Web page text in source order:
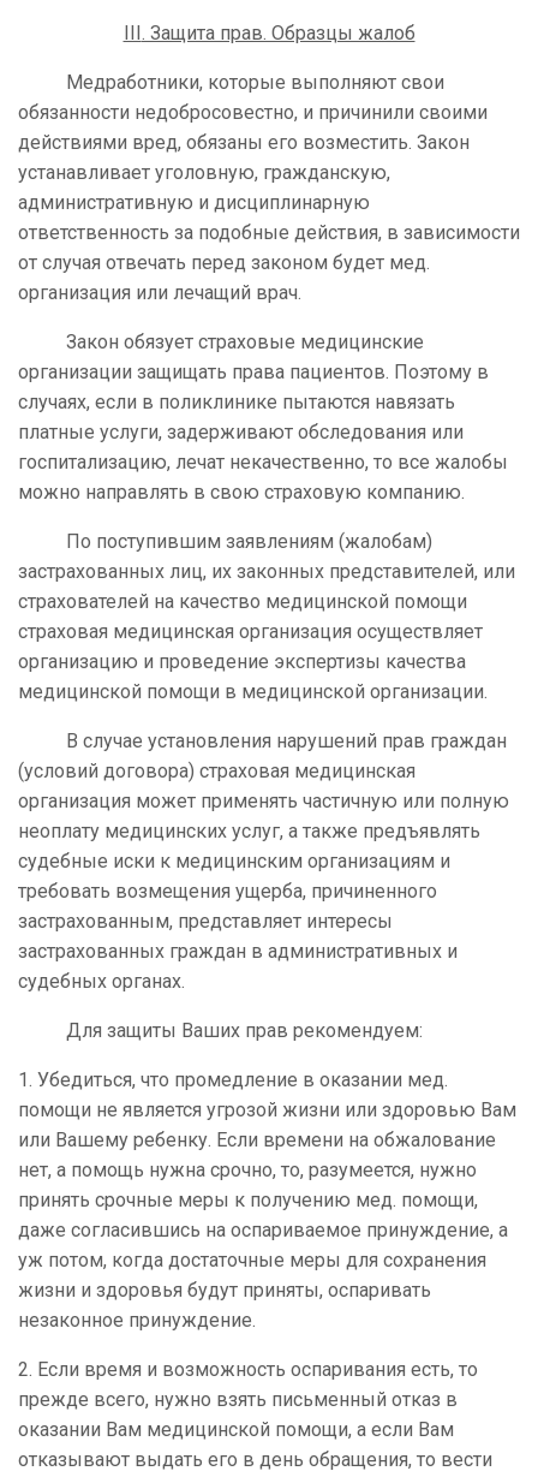
III. Защита прав. Образцы жалоб
Медработники, которые выполняют свои
обязанности недобросовестно, и причинили своими
действиями вред, обязаны его возместить. Закон
устанавливает уголовную, гражданскую,
административную и дисциплинарную
ответственность за подобные действия, в зависимости
от случая отвечать перед законом будет мед.
организация или лечащий врач.
Закон обязует страховые медицинские
организации защищать права пациентов. Поэтому в
случаях, если в поликлинике пытаются навязать
платные услуги, задерживают обследования или
госпитализацию, лечат некачественно, то все жалобы
можно направлять в свою страховую компанию.
По поступившим заявлениям (жалобам)
застрахованных лиц, их законных представителей, или
страхователей на качество медицинской помощи
страховая медицинская организация осуществляет
организацию и проведение экспертизы качества
медицинской помощи в медицинской организации.
В случае установления нарушений прав граждан
(условий договора) страховая медицинская
организация может применять частичную или полную
неоплату медицинских услуг, а также предъявлять
судебные иски к медицинским организациям и
требовать возмещения ущерба, причиненного
застрахованным, представляет интересы
застрахованных граждан в административных и
судебных органах.
Для защиты Ваших прав рекомендуем:
1. Убедиться, что промедление в оказании мед.
помощи не является угрозой жизни или здоровью Вам
или Вашему ребенку. Если времени на обжалование
нет, а помощь нужна срочно, то, разумеется, нужно
принять срочные меры к получению мед. помощи,
даже согласившись на оспариваемое принуждение, а
уж потом, когда достаточные меры для сохранения
жизни и здоровья будут приняты, оспаривать
незаконное принуждение.
2. Если время и возможность оспаривания есть, то
прежде всего, нужно взять письменный отказ в
оказании Вам медицинской помощи, а если Вам
отказывают выдать его в день обращения, то вести